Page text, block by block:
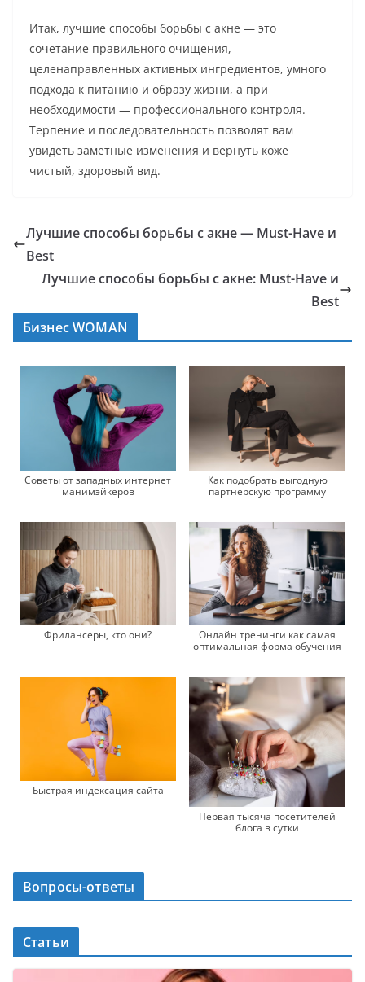
Итак, лучшие способы борьбы с акне — это
сочетание правильного очищения,
целенаправленных активных ингредиентов, умного
подхода к питанию и образу жизни, а при
необходимости — профессионального контроля.
Терпение и последовательность позволят вам
увидеть заметные изменения и вернуть коже
чистый, здоровый вид.
Лучшие способы борьбы с акне — Must-Have и
Best
Лучшие способы борьбы с акне: Must-Have и
Best
Бизнес WOMAN
Советы от западных интернет
манимэйкеров
Как подобрать выгодную
партнерскую программу
Фрилансеры, кто они?
Онлайн тренинги как самая
оптимальная форма обучения
Быстрая индексация сайта
Первая тысяча посетителей
блога в сутки
Вопросы-ответы
Статьи